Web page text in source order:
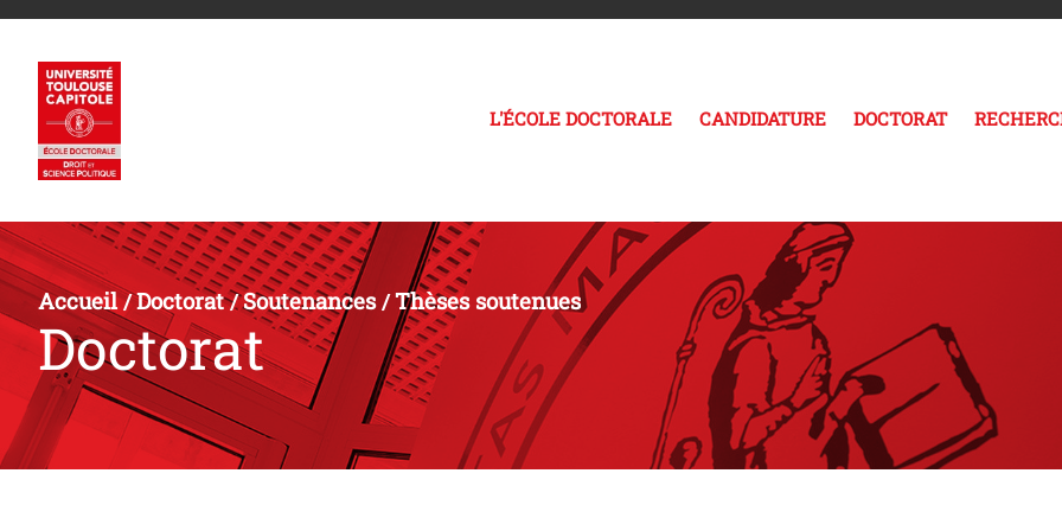
L'ÉCOLE DOCTORALE CANDIDATURE DOCTORAT
Accueil/Doctorat/Soutenances/Thèses soutenues
Doctorat